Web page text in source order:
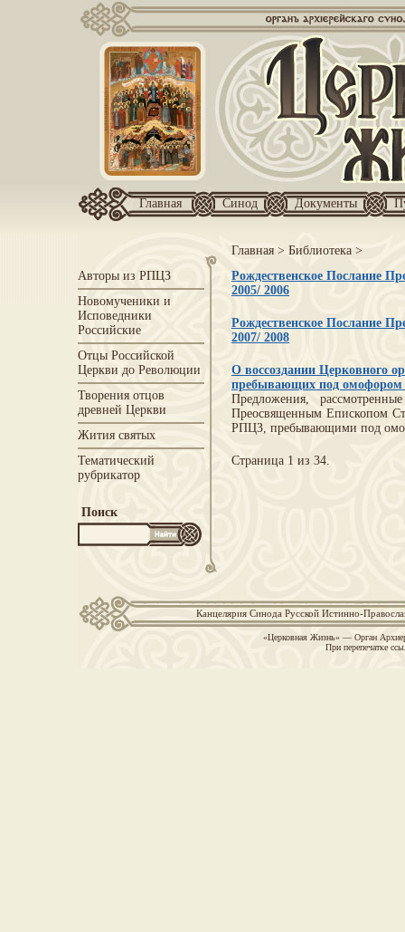
Главная Синод Документы
Главная> Библиотека >
Авторы из РПЦЗ
Новомученики и
Исповедники
Российские
Отцы Российской
Церкви до Революции
Творения отцов
древней Церкви
Жития святых
Тематический
рубрикатор
Поиск
Рождественское Послание
2005/ 2006
Рождественское Послание
2007/ 2008
О воссоздании Церковного
пребывающих под
Предложения,
Преосвященным Епископом
РПЦЗ, пребывающими под
Страница 1 из 34.
Канцелярия Синода Русской Истинно-
«Церковная Жизнь» — Орган
При перепечатке